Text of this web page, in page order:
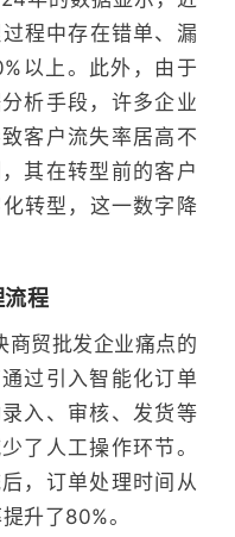
程中存在错单、漏
以上。此外，由于
析手段，许多企业
客户流失率居高不
其在转型前的客户
转型，这一数字降
程
商贸批发企业痛点的
过引入智能化订单
入、审核、发货等
了人工操作环节。
，订单处理时间从
升了80%。